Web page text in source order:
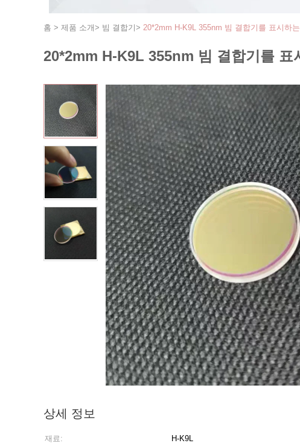
홈 > 제품 소개> 빔 결합기> 20*2mm H-K9L 355nm 빔 결합기를 표시하
20*2mm H-K9L 355nm 빔 결합기를 표
상세 정보
재료: H-K9L